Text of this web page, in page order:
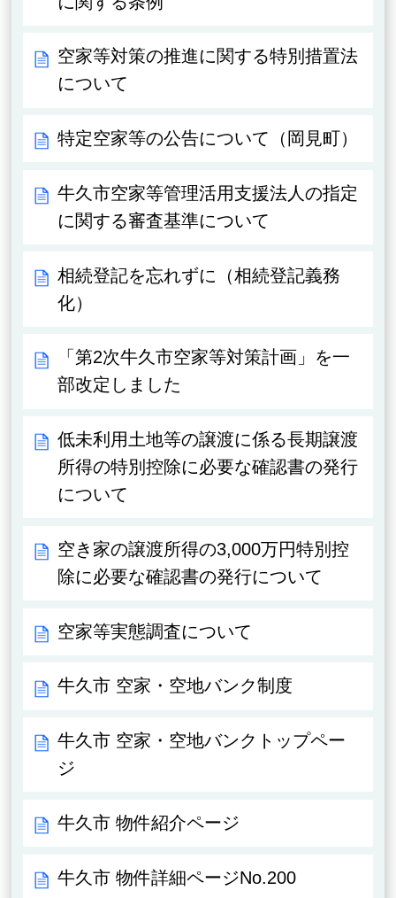
空家等対策の推進に関する特別措置法
について
特定空家等の公告について（岡見町）
牛久市空家等管理活用支援法人の指定
に関する審査基準について
相続登記を忘れずに（相続登記義務
化）
「第2次牛久市空家等対策計画」を一
部改定しました
低未利用土地等の譲渡に係る長期譲渡
所得の特別控除に必要な確認書の発行
について
空き家の譲渡所得の3,000万円特別控
除に必要な確認書の発行について
空家等実態調査について
牛久市 空家・空地バンク制度
牛久市 空家・空地バンクトップペー
ジ
牛久市 物件紹介ページ
牛久市 物件詳細ページNo.200